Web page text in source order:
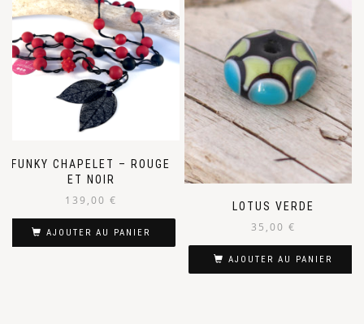
FUNKY CHAPELET – ROUGE
ET NOIR
139,00 €
AJOUTER AU PANIER
LOTUS VERDE
35,00 €
AJOUTER AU PANIER